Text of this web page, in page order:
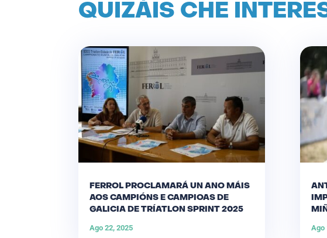
QUIZÁIS CHE
FERROL PROCLAMARÁ UN ANO MÁIS
AOS CAMPIÓNS E CAMPIOAS DE
GALICIA DE TRÍATLON SPRINT 2025
Ago 22, 2025 Ago